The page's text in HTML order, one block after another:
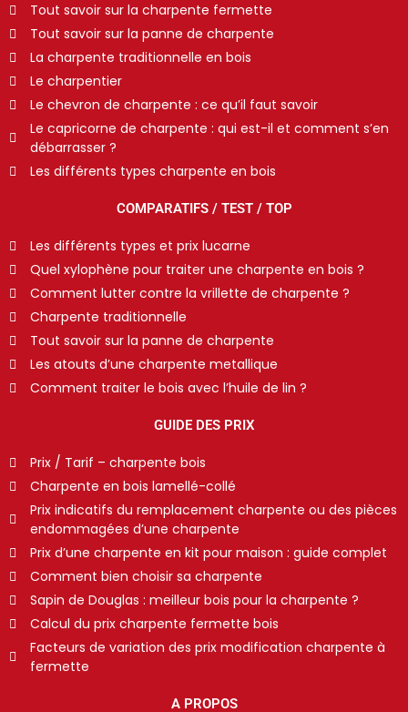
Tout savoir sur la charpente fermette
Tout savoir sur la panne de charpente
La charpente traditionnelle en bois
Le charpentier
Le chevron de charpente : ce qu’il faut savoir
Le capricorne de charpente : qui est-il et comment s’en
débarrasser ?
Les différents types charpente en bois
COMPARATIFS / TEST / TOP
Les différents types et prix lucarne
Quel xylophène pour traiter une charpente en bois ?
Comment lutter contre la vrillette de charpente ?
Charpente traditionnelle
Tout savoir sur la panne de charpente
Les atouts d’une charpente metallique
Comment traiter le bois avec l’huile de lin ?
GUIDE DES PRIX
Prix / Tarif – charpente bois
Charpente en bois lamellé-collé
Prix indicatifs du remplacement charpente ou des pièces
endommagées d’une charpente
Prix d’une charpente en kit pour maison : guide complet
Comment bien choisir sa charpente
Sapin de Douglas : meilleur bois pour la charpente ?
Calcul du prix charpente fermette bois
Facteurs de variation des prix modification charpente à
fermette
A PROPOS